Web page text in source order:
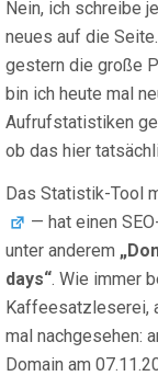
Nein, ich schreibe
neues auf die
gestern die große
bin ich heute mal
Aufrufstatistiken
ob das hier
Das Statistik-Tool
— hat einen
unter anderem
days“. Wie immer
Kaffeesatzleserei,
mal nachgesehen:
Domain am